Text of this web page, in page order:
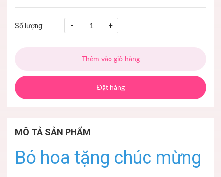
Số lượng: - +
Thêm vào giỏ hàng
Đặt hàng
MÔ TẢ SẢN PHẨM
Bó hoa tặng chúc mừng